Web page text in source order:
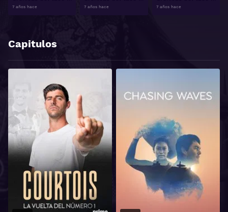
7 años hace 7 años hace 7 años hace
Capitulos